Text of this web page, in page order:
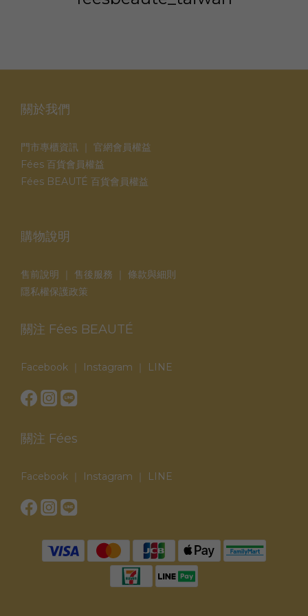
關於我們
門市專櫃資訊
官網會員權益
Fées 百貨會員權益
Fées BEAUTÉ 百貨會員權益
購物說明
售前說明 售後服務
條款與細則
隱私權保護政策
關注 Fées BEAUTÉ
Facebook Instagram LINE
關注 Fées
Facebook Instagram LINE